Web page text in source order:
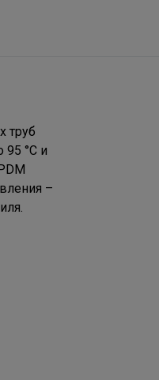
труб
95 °С и
–